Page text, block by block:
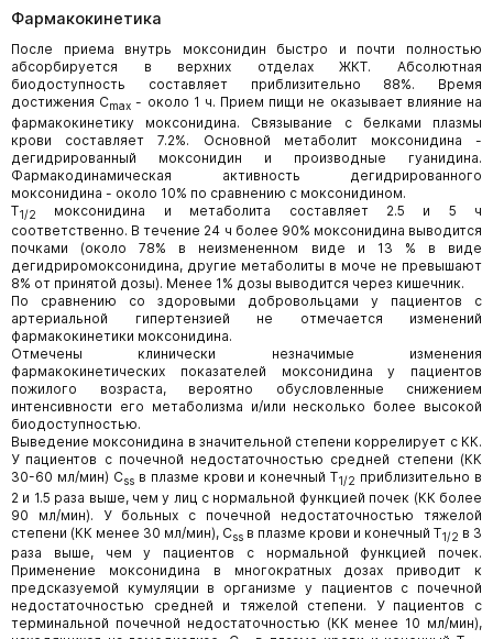
Фармакокинетика
После приема внутрь моксонидин быстро и почти полностью
абсорбируется в верхних отделах ЖКТ. Абсолютная
биодоступность составляет приблизительно 88%. Время
достижения Cmax - около 1 ч. Прием пищи не оказывает влияние на
фармакокинетику моксонидина. Связывание с белками плазмы
крови составляет 7.2%. Основной метаболит моксонидина -
дегидрированный моксонидин и производные гуанидина.
Фармакодинамическая активность дегидрированного
моксонидина - около 10% по сравнению с моксонидином.
Т1/2
моксонидина и метаболита составляет 2.5 и 5 ч
соответственно. В течение 24 ч более 90% моксонидина выводится
почками (около 78% в неизмененном виде и 13 % в виде
дегидриромоксонидина, другие метаболиты в моче не превышают
8% от принятой дозы). Менее 1% дозы выводится через кишечник.
По сравнению со здоровыми добровольцами у пациентов с
артериальной гипертензией не отмечается изменений
фармакокинетики моксонидина.
Отмечены клинически незначимые изменения
фармакокинетических показателей моксонидина у пациентов
пожилого возраста, вероятно обусловленные снижением
интенсивности его метаболизма и/или несколько более высокой
биодоступностью.
Выведение моксонидина в значительной степени коррелирует с КК.
У пациентов с почечной недостаточностью средней степени (КК
30-60 мл/мин) Css в плазме крови и конечный T1/2 приблизительно в
2 и 1.5 раза выше, чем у лиц с нормальной функцией почек (КК более
90 мл/мин). У больных с почечной недостаточностью тяжелой
степени (КК менее 30 мл/мин), Css в плазме крови и конечный T1/2 в 3
раза выше, чем у пациентов с нормальной функцией почек.
Применение моксонидина в многократных дозах приводит к
предсказуемой кумуляции в организме у пациентов с почечной
недостаточностью средней и тяжелой степени. У пациентов с
терминальной почечной недостаточностью (КК менее 10 мл/мин),